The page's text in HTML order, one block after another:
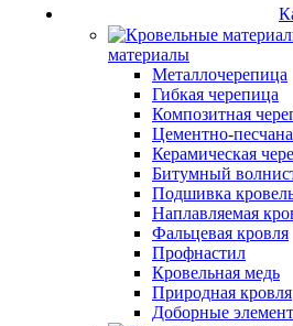
материалы
Металлочерепица
Гибкая черепица
Композитная
Цементно-
Керамическая
Битумный
Подшивка
Наплавляемая
Фальцевая кровля
Профнастил
Кровельная медь
Природная кровля
Доборные